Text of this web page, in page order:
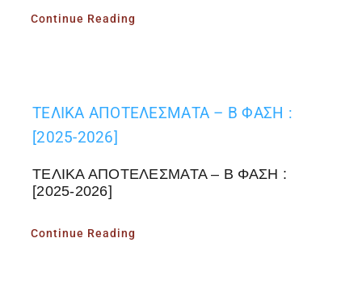
Continue Reading
ΤΕΛΙΚΑ ΑΠΟΤΕΛΕΣΜΑΤΑ – Β ΦΑΣΗ :
[2025-2026]
ΤΕΛΙΚΑ ΑΠΟΤΕΛΕΣΜΑΤΑ – Β ΦΑΣΗ :
[2025-2026]
Continue Reading